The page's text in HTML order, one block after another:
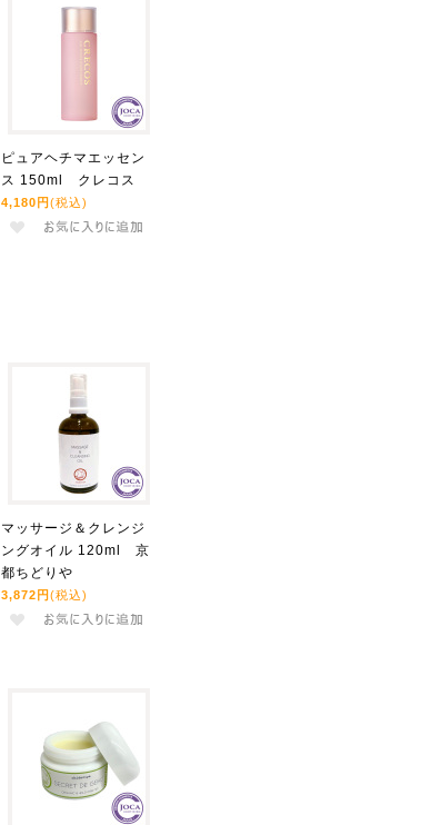
ピュアヘチマエッセン
ス 150ml クレコス
4,180円 (税込)
マッサージ＆クレンジ
ングオイル 120ml 京
都ちどりや
3,872円 (税込)